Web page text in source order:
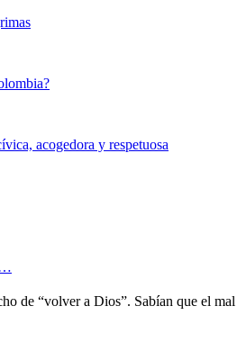
acogedora y respetuosa
de “volver a Dios”. Sabían que el mal